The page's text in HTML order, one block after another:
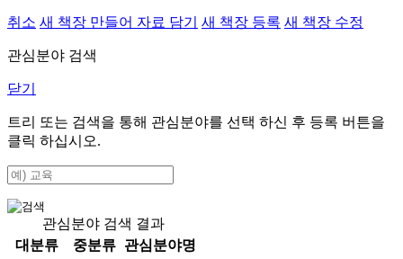
취소 새 책장 만들어 자료 담기 새 책장 등록 새 책장 수정
관심분야 검색
닫기
트리 또는 검색을 통해 관심분야를 선택 하신 후 등록 버튼을
클릭 하십시오.
관심분야 검색 결과
대분류
중분류
관심분야명